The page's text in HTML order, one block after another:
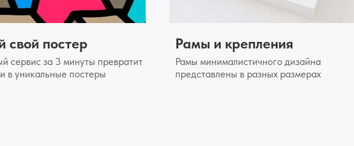
свой постер
сервис за 3 минуты превратит
в уникальные постеры
Рамы и крепления
Рамы минималистичного дизайна
представлены в разных размерах